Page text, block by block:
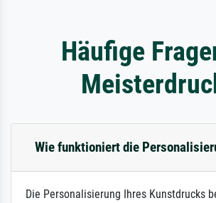
Häufige
Wie funktioniert die
Die Personalisierung Ihres Kunstdrucks